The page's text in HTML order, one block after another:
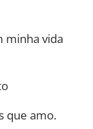
minha vida
que amo.